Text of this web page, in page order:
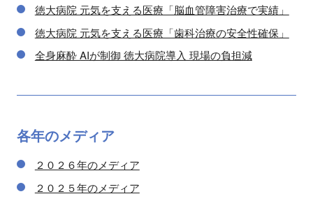
徳大病院 元気を支える医療「脳血管障害治療で実績」
徳大病院 元気を支える医療「歯科治療の安全性確保」
全身麻酔 AIが制御 徳大病院導入 現場の負担減
各年のメディア
２０２６年のメディア
２０２５年のメディア